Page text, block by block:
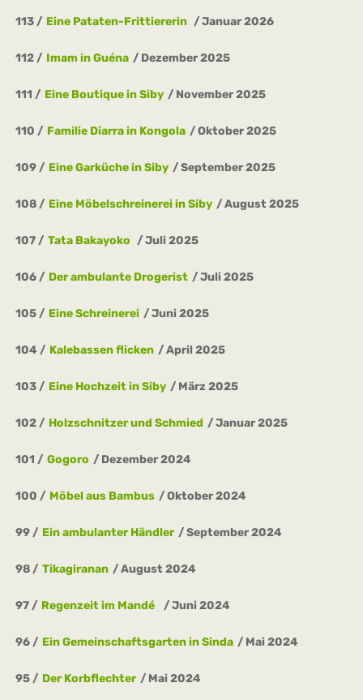
113 Eine Pataten-Frittiererin Januar 2026
112 Imam in Guéna Dezember 2025
111 Eine Boutique in Siby November 2025
110 Familie Diarra in Kongola Oktober 2025
109 Eine Garküche in Siby September 2025
108 Eine Möbelschreinerei in Siby August 2025
107 Tata Bakayoko Juli 2025
106 Der ambulante Drogerist Juli 2025
105 Eine Schreinerei Juni 2025
104 Kalebassen flicken April 2025
103 Eine Hochzeit in Siby März 2025
102 Holzschnitzer und Schmied Januar 2025
101 Gogoro Dezember 2024
100 Möbel aus Bambus Oktober 2024
99 Ein ambulanter Händler September 2024
98 Tikagiranan August 2024
97 Regenzeit im Mandé Juni 2024
96 Ein Gemeinschaftsgarten in Sinda Mai 2024
95 Der Korbflechter Mai 2024